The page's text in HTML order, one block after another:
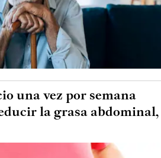
una vez por semana
la grasa abdominal,